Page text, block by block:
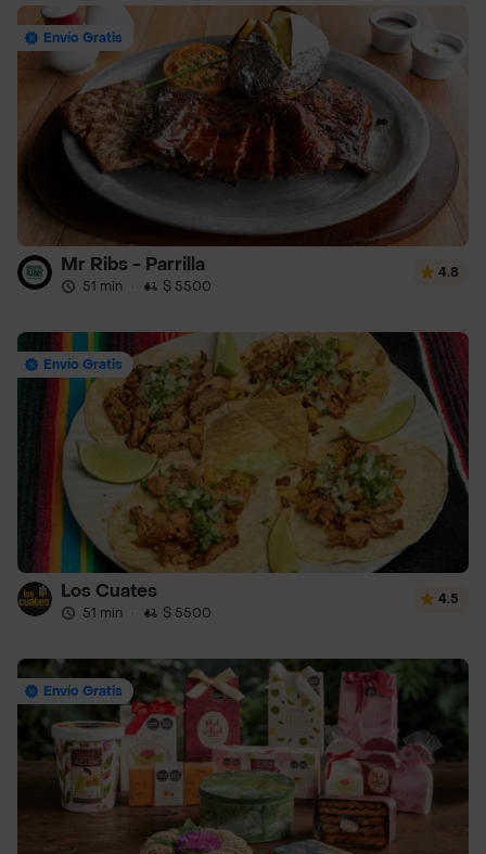
Envío Gratis
Mr Ribs - Parrilla
51 min · $ 5500
4.8
Envío Gratis
Los Cuates
51 min · $ 5500
4.5
Envío Gratis